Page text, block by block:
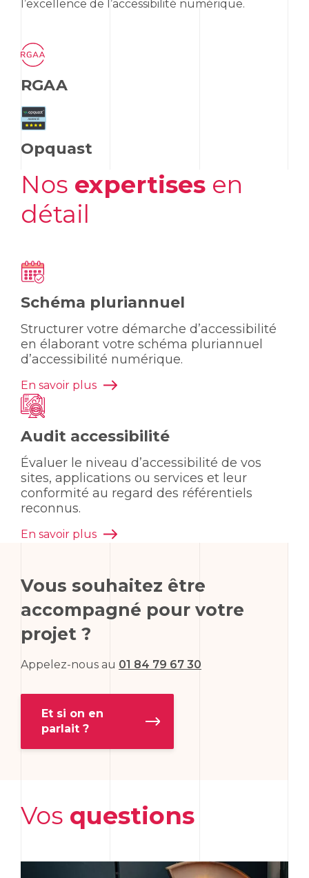
l’excellence de l’accessibilité numérique.
RGAA
Opquast
Nos expertises en
détail
Schéma pluriannuel
Structurer votre démarche d’accessibilité
en élaborant votre schéma pluriannuel
d’accessibilité numérique.
En savoir plus
Audit accessibilité
Évaluer le niveau d’accessibilité de vos
sites, applications ou services et leur
conformité au regard des référentiels
reconnus.
En savoir plus
Vous souhaitez être
accompagné pour votre
projet ?
Appelez-nous au 01 84 79 67 30
Et si on en
parlait ?
Vos questions